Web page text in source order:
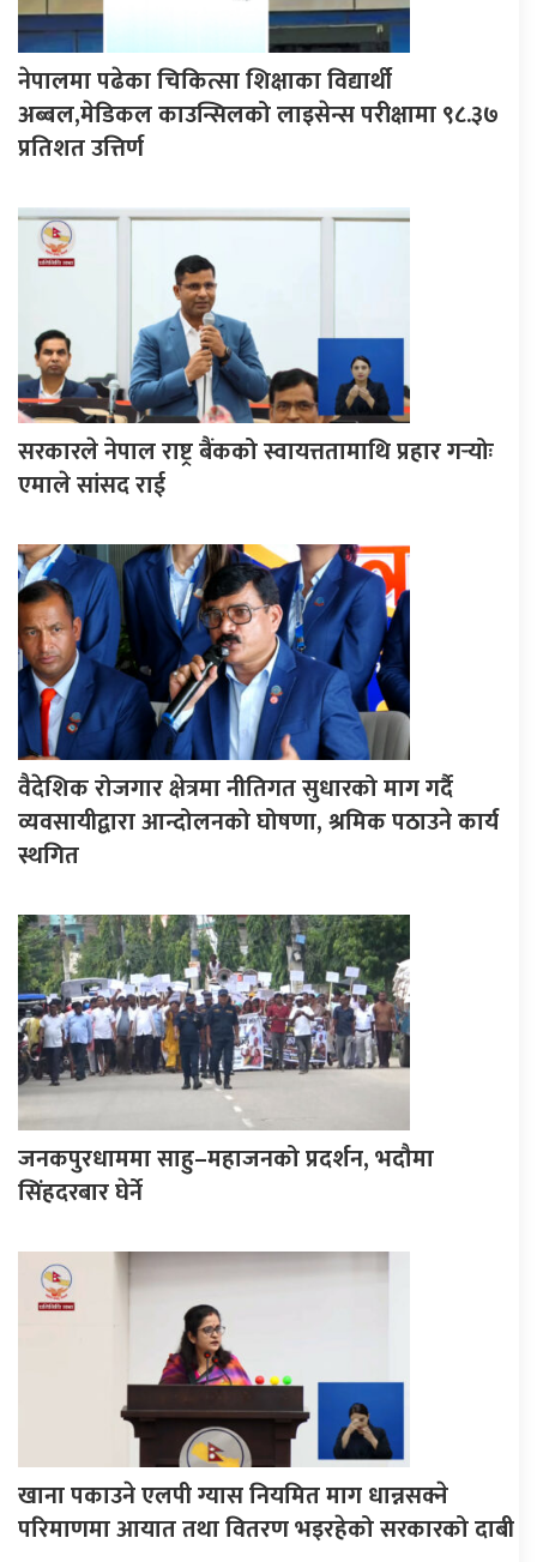
नेपालमा पढेका चिकित्सा शिक्षाका विद्यार्थी
अब्बल,मेडिकल काउन्सिलको लाइसेन्स परीक्षामा ९८.३७
प्रतिशत उत्तिर्ण
सरकारले नेपाल राष्ट्र बैंकको स्वायत्ततामाथि प्रहार गर्‍योः
एमाले सांसद राई
वैदेशिक रोजगार क्षेत्रमा नीतिगत सुधारको माग गर्दै
व्यवसायीद्वारा आन्दोलनको घोषणा, श्रमिक पठाउने कार्य
स्थगित
जनकपुरधाममा साहु–महाजनको प्रदर्शन, भदौमा
सिंहदरबार घेर्ने
खाना पकाउने एलपी ग्यास नियमित माग धान्नसक्ने
परिमाणमा आयात तथा वितरण भइरहेको सरकारको दाबी